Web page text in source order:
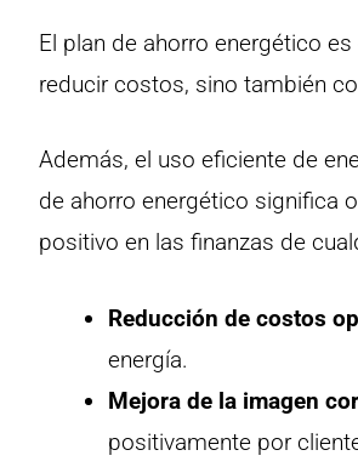
El plan de ahorro energético
reducir costos, sino también
Además, el uso eficiente de
de ahorro energético significa
positivo en las finanzas de
Reducción de costos
energía.
Mejora de la imagen
positivamente por